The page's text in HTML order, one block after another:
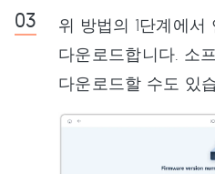
위 방법의 1단계에서
다운로드합니다. 소
다운로드할 수도 있